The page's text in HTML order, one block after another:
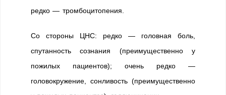
редко — тромбоцитопения.
Со стороны ЦНС: редко — головная боль,
спутанность сознания (преимущественно у
пожилых пациентов); очень редко —
головокружение, сонливость (преимущественно